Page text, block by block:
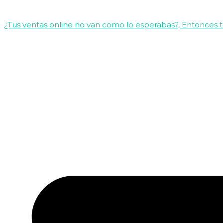
¿Tus ventas online no van como lo esperabas?, Entonces